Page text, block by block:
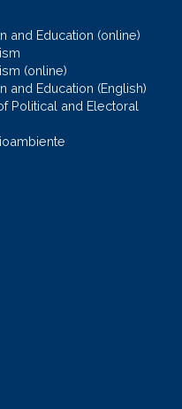
and Education (online)
(online)
and Education (English)
Political and Electoral